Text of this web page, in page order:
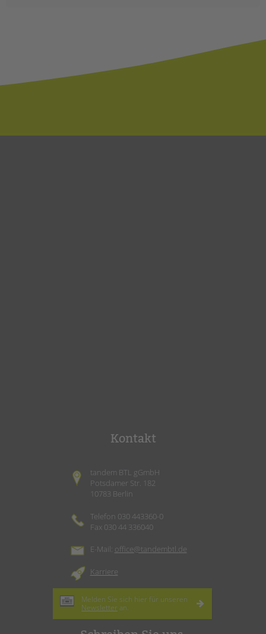
Kontakt
tandem BTL gGmbH
Potsdamer Str. 182
10783 Berlin
Telefon 030 443360-0
Fax 030 44 336040
E-Mail: office@tandembtl.de
Karriere
Melden Sie sich hier für unseren
Newsletter an.